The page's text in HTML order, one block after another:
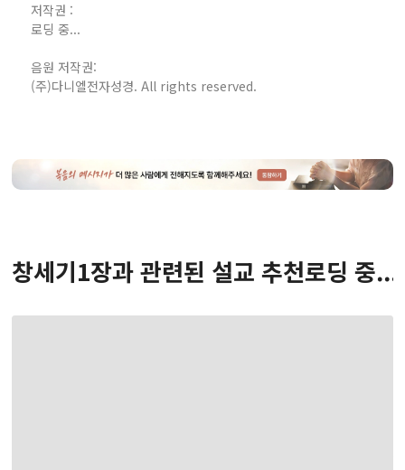
저작권 :
로딩 중...
음원 저작권:
(주)다니엘전자성경. All rights reserved.
창세기1장과 관련된 설교 추천로딩 중...